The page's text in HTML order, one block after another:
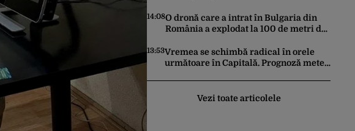
porturile au fost închise
14:08O dronă care a intrat în Bulgaria din
România a explodat la 100 de metri de
Reacția MApN
13:53Vremea se schimbă radical în orele
următoare în Capitală. Prognoză meteo
Vezi toate articolele